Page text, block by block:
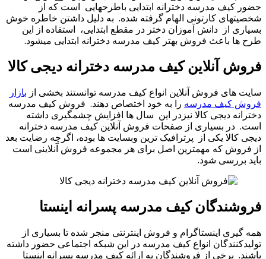
حضور کیف مدرسه دخترانه ابتدایی باطرحهایی است که از
شخصیتهای کارتونی الهام گرفته شده. به دلیل داشتن خاطره خوش
بسیاری از دانش آموزان دختر در مقطع ابتدایی، استفاده از این
طرح ها باعث فروش بهتر کیف مدرسه دخترانه ابتدایی میشود.
فروش آنلاین کیف مدرسه دخترانه دیجی کالا
سایت های فروش آنلاین انواع کیف مدرسه توانستند بخشی از بازار
فروش کیف مدرسه را به خود اختصاص دهند. فروش کیف مدرسه
دخترانه دیجی کالا نیزدر این سال ها افزایش چشمگیری داشته
است. در بسیاری از صفحات فروش آنلاین کیف مدرسه دخترانه
دیجی کالا یکی از پرترافیک ترین وبسایت ها بوده، اگرچه رضایت بعد
از فروش که مهمترین اصل برای هر مجموعه فروش آنلاینی است
باید بررسی شود.
فروشندگان کیف مدرسه پسرانه اینستا
همه گیری اینستاگرام و فروش اینترنتی منجر شده تا بسیاری از
تولیدکنندگان انواع کیف مدرسه در این شبکه اجتماعی حضور داشته
باشند. برخی از فروشندگان به ارائه کیف مدرسه پسرانه اینستا